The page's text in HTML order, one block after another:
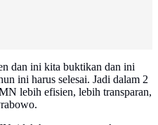
dan ini kita buktikan dan ini
ini harus selesai. Jadi dalam 2
lebih efisien, lebih transparan,